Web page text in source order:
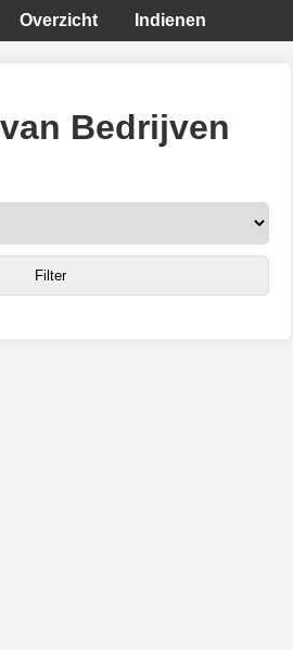
Overzicht Indienen
Bedrijven